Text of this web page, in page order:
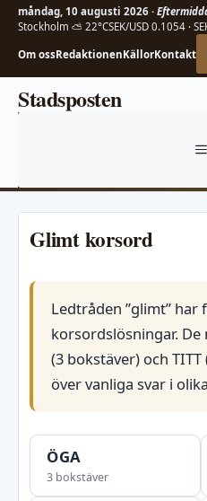
måndag, 10 augusti 2026 ·
Stockholm ⛅ 22°CSEK/USD 0.1054 ·
Om ossRedaktionenKällorKontakt
HoppaStadsposten
Glimt korsord
Ledtråden ”glimt” har
korsordslösningar. De
(3 bokstäver) och
över vanliga svar i
ÖGA
3 bokstäver